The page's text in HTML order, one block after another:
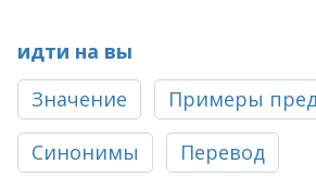
идти на вы
Значение
Примеры
Синонимы Перевод